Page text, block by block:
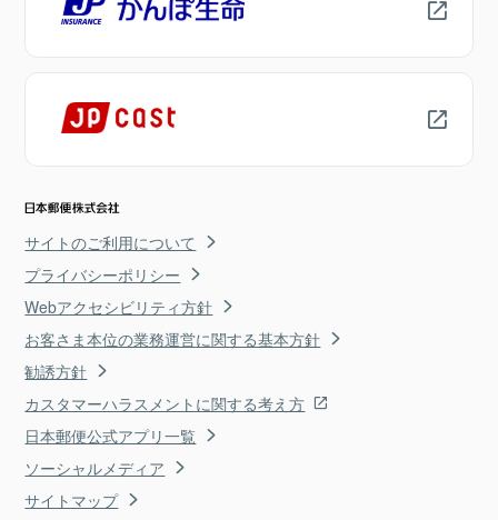
サイトのご利用について
プライバシーポリシー
Webアクセシビリティ方針
お客さま本位の業務運営に関する基本方針
勧誘方針
カスタマーハラスメントに関する考え方
日本郵便公式アプリ一覧
ソーシャルメディア
サイトマップ